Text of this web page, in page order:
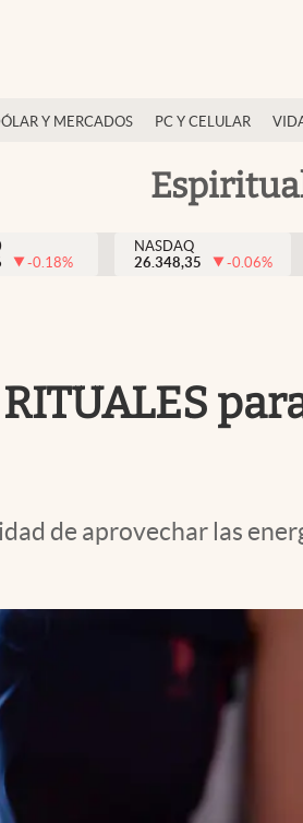
Y MERCADOS PC Y CELULAR
-0.18%
NASDAQ
26.348,35
-0.06%
de aprovechar las